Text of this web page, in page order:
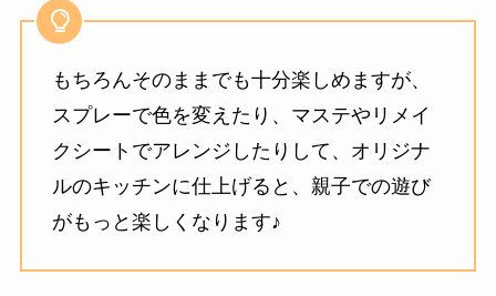
もちろんそのままでも十分楽しめますが、
スプレーで色を変えたり、マステやリメイ
クシートでアレンジしたりして、オリジナ
ルのキッチンに仕上げると、親子での遊び
がもっと楽しくなります♪